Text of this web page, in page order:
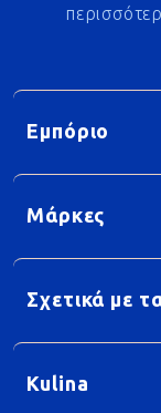
Εμπόριο
Μάρκες
Σχετικά με
Kulina